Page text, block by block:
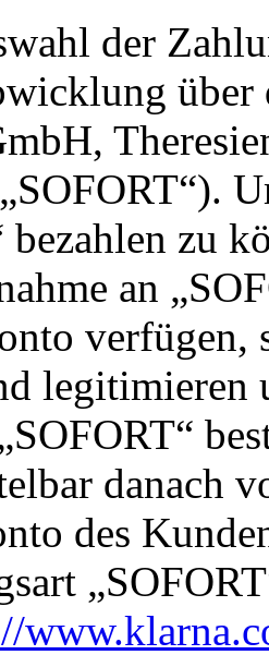
der
über
bezahlen zu
an
verfügen,
danach
des